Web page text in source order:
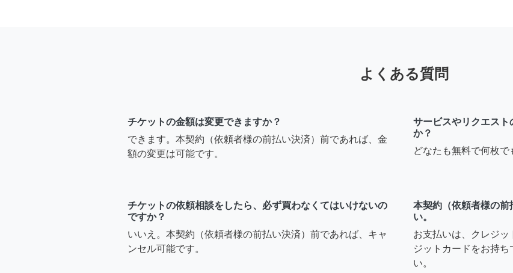
よくある質問
チケットの金額は変更できますか？
できます。本契約（依頼者様の前払い決済）前であれば、金
額の変更は可能です。
サービスやリクエス
か？
どなたも無料で何枚で
チケットの依頼相談をしたら、必ず買わなくてはいけないの
ですか？
いいえ。本契約（依頼者様の前払い決済）前であれば、キャ
ンセル可能です。
本契約（依頼者様の前
い。
お支払いは、クレジ
ジットカードをお持
い。